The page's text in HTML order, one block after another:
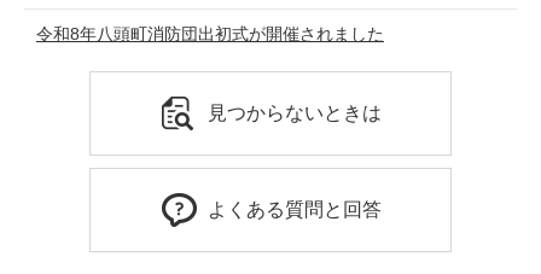
令和8年八頭町消防団出初式が開催されました
見つからないときは
よくある質問と回答